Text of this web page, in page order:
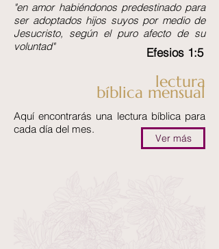
"en amor habiéndonos predestinado para
ser adoptados hijos suyos por medio de
Jesucristo, según el puro afecto de su
voluntad"
Efesios 1:5
lectura
bíblica mensual
Ver más
Aquí encontrarás una lectura bíblica para
cada día del mes.